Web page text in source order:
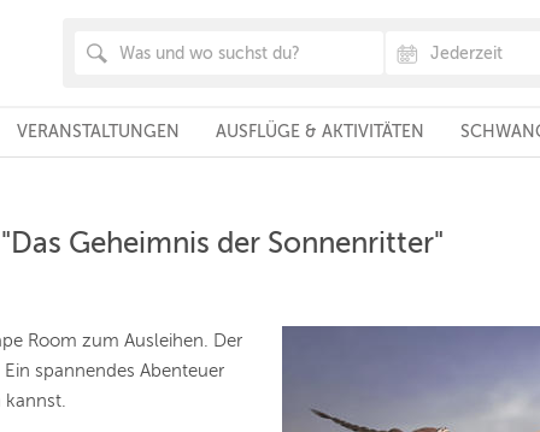
VERANSTALTUNGEN AUSFLÜGE & AKTIVITÄTEN
Geheimnis der Sonnenritter"
Room zum Ausleihen. Der
spannendes Abenteuer